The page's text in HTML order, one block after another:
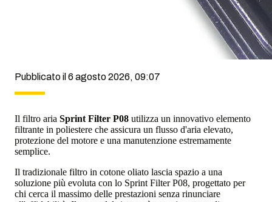
Pubblicato il 6 agosto 2026, 09:07
Il filtro aria Sprint Filter P08 utilizza un innovativo elemento
filtrante in poliestere che assicura un flusso d'aria elevato,
protezione del motore e una manutenzione estremamente
semplice.
Il tradizionale filtro in cotone oliato lascia spazio a una
soluzione più evoluta con lo Sprint Filter P08, progettato per
chi cerca il massimo delle prestazioni senza rinunciare